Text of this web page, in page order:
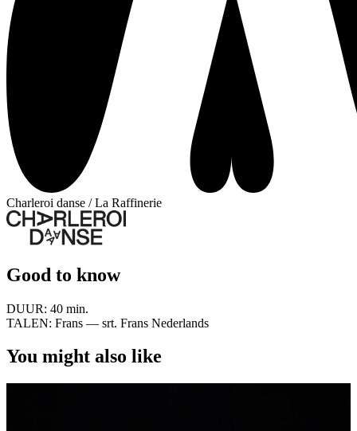
Charleroi danse / La Raffinerie
Good to know
DUUR: 40 min.
TALEN: Frans — srt. Frans Nederlands
You might also like